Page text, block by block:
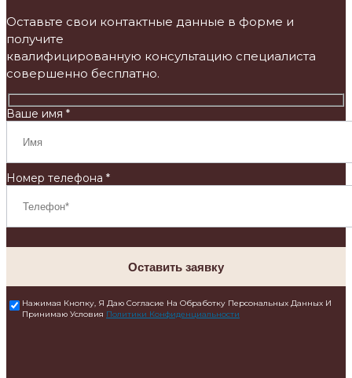
Оставьте свои контактные данные в форме и
получите
квалифицированную консультацию специалиста
совершенно бесплатно.
Ваше имя *
Номер телефона *
Оставить заявку
Нажимая Кнопку, Я Даю Согласие На Обработку Персональных Данных И
Принимаю Условия Политики Конфиденциальности